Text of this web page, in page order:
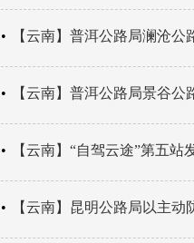
【云南】普洱公路局澜沧公路分局主动防御成功
【云南】普洱公路局景谷公路分局高
【云南】“自驾云途”第五站发车 11条精
【云南】昆明公路局以主动防御理念